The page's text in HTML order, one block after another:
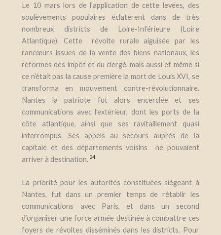
Le 10 mars lors de l’application de cette levées, des
soulèvements populaires éclatèrent dans de très
nombreux districts de Loire-Inférieure (Loire
Atlantique). Cette révolte rurale aiguisée par les
rancœurs issues de la vente des biens nationaux, les
réformes des impôt et du clergé, mais aussi et même si
ce n’était pas la cause première la mort de Louis XVI, se
transforma en mouvement contre-révolutionnaire.
Nantes la patriote fut alors encerclée et ses
communications avec l’extérieur, dont les ports de la
côte atlantique, ainsi que ses ravitaillement quasi
interrompus. Ses appels au secours auprès de la
capitale et des départements voisins ne pouvaient
arriver à destination. 24
La priorité pour les autorités constituées siégeant à
Nantes, fut dans un premier temps de rétablir les
communications avec Paris, et dans un second
d’organiser une force armée destinée à combattre ces
foyers de révoltes disséminés dans les districts. Pour